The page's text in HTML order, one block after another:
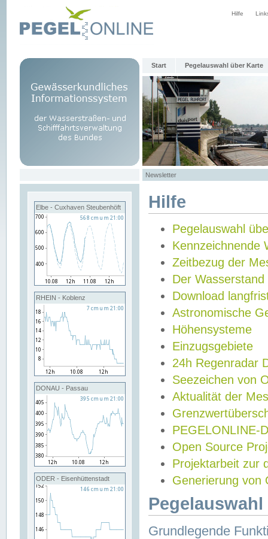
Hilfe
Start Pegelauswahl über Karte
Newsletter
Elbe - Cuxhaven Steubenhöft
RHEIN - Koblenz
DONAU - Passau
ODER - Eisenhüttenstadt
Hilfe
Pegelauswahl
Kennzeichnende
Zeitbezug der
Der Wasserstand
Download
Astronomische
Höhensysteme
Einzugsgebiete
24h Regenradar
Seezeichen von
Aktualität der
PEGELONLINE-
Open Source
Projektarbeit zur
Generierung von
Grundlegende